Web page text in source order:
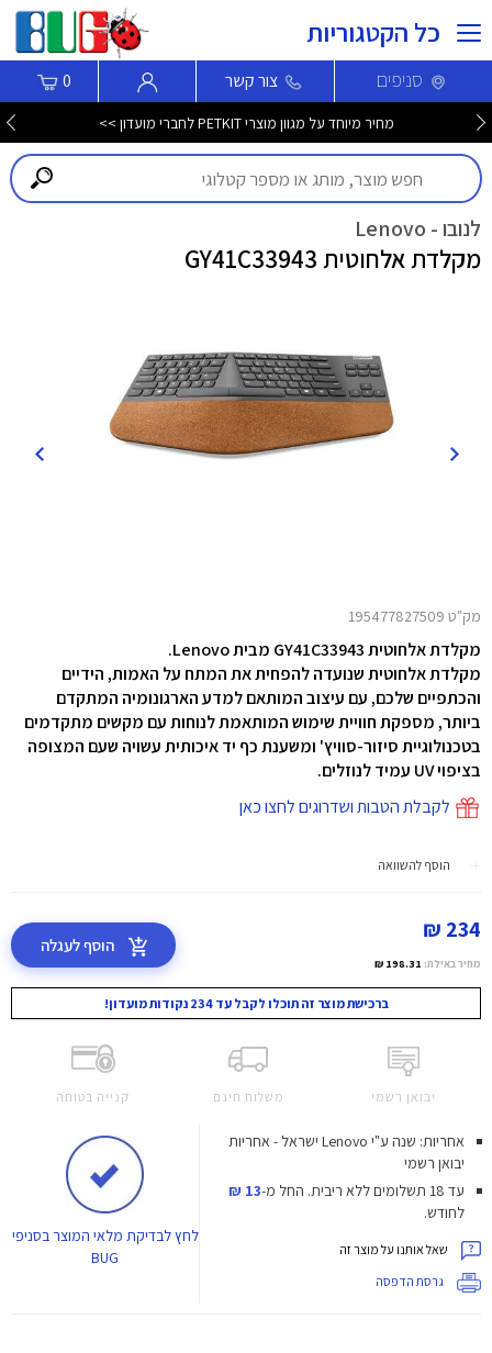
כל הקטגוריות
סניפים צור קשר 0
מחיר מיוחד על מגוון מוצרי PETKIT לחברי מועדון >>
לנובו - Lenovo
מקלדת אלחוטית GY41C33943
מק"ט 195477827509
מקלדת אלחוטית GY41C33943 מבית Lenovo.
מקלדת אלחוטית שנועדה להפחית את המתח על האמות, הידיים
והכתפיים שלכם, עם עיצוב המותאם למדע הארגונומיה המתקדם
ביותר, מספקת חוויית שימוש המותאמת לנוחות עם מקשים מתקדמים
בטכנולוגיית סיזור-סוויץ' ומשענת כף יד איכותית עשויה שעם המצופה
בציפוי UV עמיד לנוזלים.
לקבלת הטבות ושדרוגים לחצו כאן
הוסף להשוואה
234 ₪
מחיר באילת: 198.31 ₪
הוסף לעגלה
ברכישת מוצר זה תוכלו לקבל עד 234 נקודות מועדון!
יבואן רשמי משלוח חינם קנייה בטוחה
אחריות: שנה ע"י Lenovo ישראל - אחריות
יבואן רשמי
עד 18 תשלומים ללא ריבית.
החל מ-13 ₪
לחודש.
שאל אותנו על מוצר זה
גרסת הדפסה
לחץלבדיקת מלאי המוצר בסניפי
BUG